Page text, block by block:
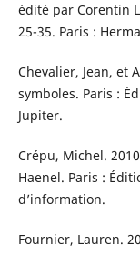
édité par Corentin
25-35. Paris :
Chevalier, Jean, et
symboles. Paris :
Jupiter.
Crépu, Michel.
Haenel. Paris :
d’information.
Fournier, Lauren.